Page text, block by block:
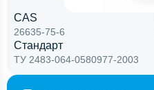
CAS
26635-75-6
Стандарт
ТУ 2483-064-0580977-2003